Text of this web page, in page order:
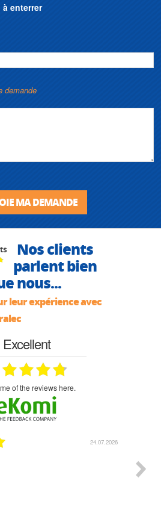
à enterrer
demande
MA DEMANDE
Nos clients
parlent bien
nous...
leur expérience avec
Excellent
of the reviews here.
24.07.2026